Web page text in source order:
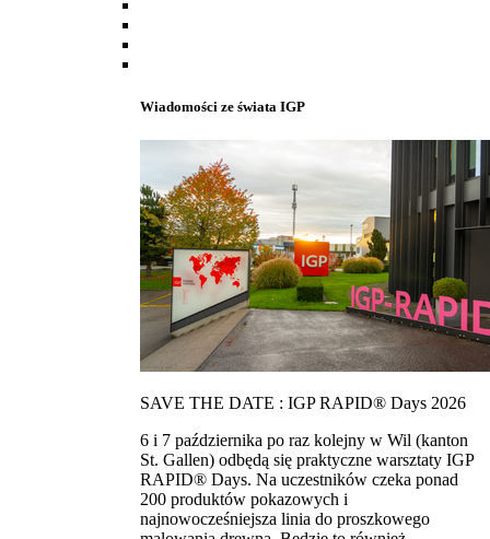
Wiadomości ze świata IGP
SAVE THE DATE : IGP RAPID® Days 2026
6 i 7 października po raz kolejny w Wil (kanton
St. Gallen) odbędą się praktyczne warsztaty IGP
RAPID® Days. Na uczestników czeka ponad
200 produktów pokazowych i
najnowocześniejsza linia do proszkowego